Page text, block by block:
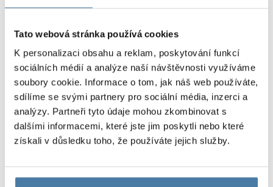
Tato webová stránka používá cookies
K personalizaci obsahu a reklam, poskytování funkcí
sociálních médií a analýze naší návštěvnosti využíváme
soubory cookie. Informace o tom, jak náš web používáte,
sdílíme se svými partnery pro sociální média, inzerci a
analýzy. Partneři tyto údaje mohou zkombinovat s
dalšími informacemi, které jste jim poskytli nebo které
získali v důsledku toho, že používáte jejich služby.